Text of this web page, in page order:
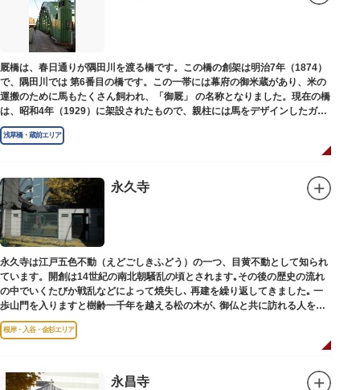
厩橋は、春日通りが隅田川を渡る橋です。この橋の創架は明治7年（1874）
で、隅田川では 第6番目の橋です。この一帯には幕府の御米蔵があり、米の
運搬のために馬もたくさん飼われ、「御厩」 の名称となりました。現在の橋
は、昭和4年（1929）に架設されたもので、親柱には馬をデザインしたガラ
ス細工が組み込まれています。
浅草橋・蔵前エリア
永久寺
永久寺は江戸五色不動（えどごしきふどう）の一つ、目黄不動として知られ
ています。開創は14世紀の南北朝騒乱の頃とされます｡その後の歴史の流れ
の中でいくたびか戦乱などによって焼失し､ 再建を繰り返してきました｡ 一
歩山門を入りますと樹齢一千年を越える松の木が､ 御仏と共に訪れる人を静
かに迎えています｡
根岸・入谷・金杉エリア
永昌寺